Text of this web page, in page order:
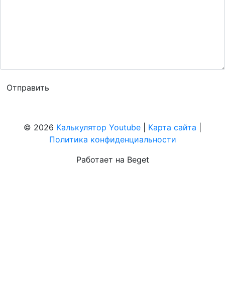
© 2026 Калькулятор Youtube Карта сайта
Политика конфиденциальности
Работает на Beget